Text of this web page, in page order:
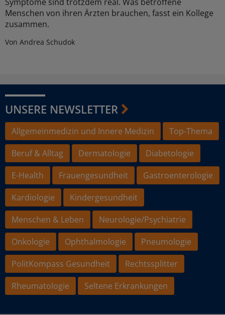
Menschen von ihren Ärzten brauchen, fasst ein Kollege
zusammen.
Von Andrea Schudok
UNSERE NEWSLETTER
Allgemeinmedizin und Innere Medizin
Top-Thema
Beruf & Alltag
Dermatologie
Diabetologie
E-Health
Frauengesundheit
Gastroenterologie
Kardiologie
Kindergesundheit
Menschen & Leben
Neurologie/Psychiatrie
Onkologie
Ophthalmologie
Pneumologie
PolitKompass Gesundheit
Rechtssplitter
Rheumatologie
Seltene Erkrankungen